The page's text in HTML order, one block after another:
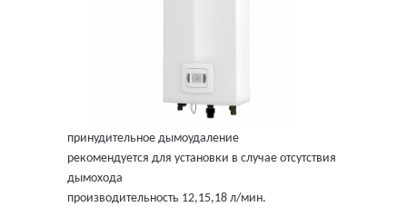
принудительное дымоудаление
рекомендуется для установки в случае отсутствия
дымохода
производительность 12,15,18 л/мин.